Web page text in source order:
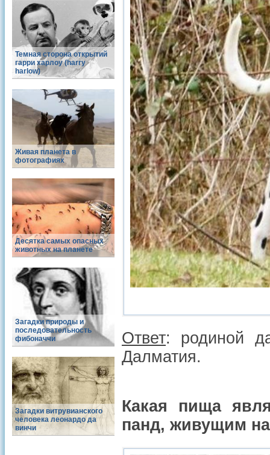
Темная сторона открытий
гарри харлоу (harry
harlow)
Живая планета в
фотографиях
Десятка самых опасных
животных на планете
Загадки природы и
последовательность
фибоначчи
Загадки витрувианского
человека леонардо да
винчи
Ответ: родиной
Далматия.
Какая пища
панд, живущим